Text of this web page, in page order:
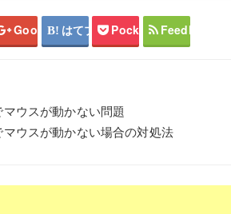
Google+ はてブ Pocket Feedly
ウスが動かない問題
ウスが動かない場合の対処法